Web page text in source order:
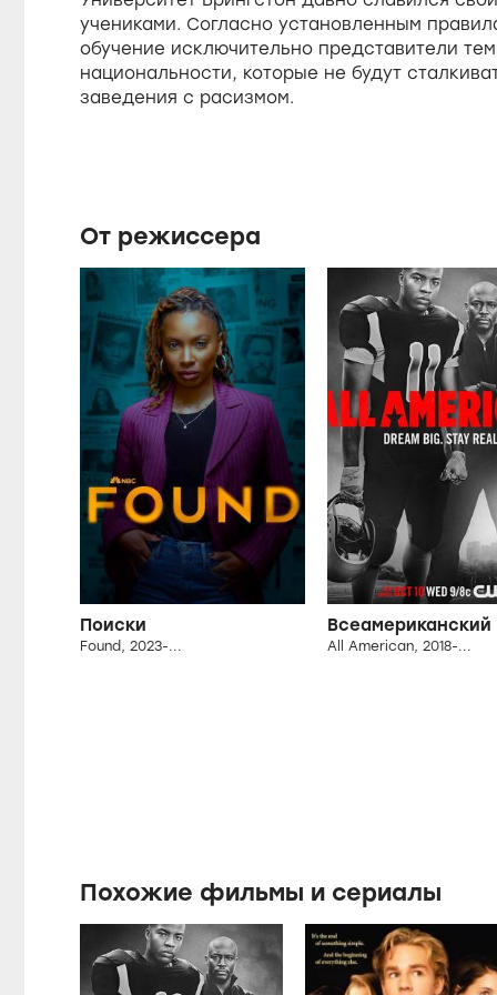
e
учениками. Согласно установленным
обучение исключительно представители
национальности, которые не будут
заведения с расизмом.
От режиссера
Поиски
Found, 2023-...
Всеамериканский
All American, 2018-...
Похожие фильмы и сериалы